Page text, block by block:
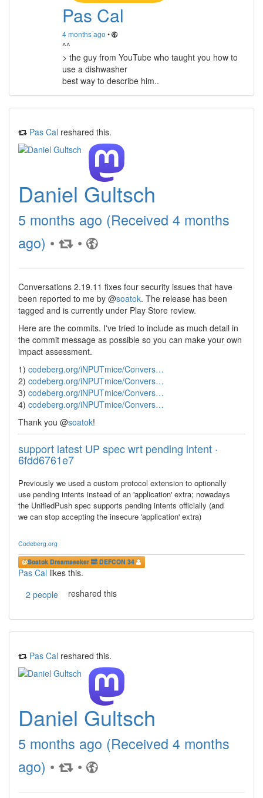
Pas Cal
4 months ago •
^^
> the guy from YouTube who taught you how to
use a dishwasher
best way to describe him..
Pas Cal reshared this.
Daniel Gultsch
5 months ago (Received 4 months
ago) • •
Conversations 2.19.11 fixes four security issues that have
been reported to me by @soatok. The release has been
tagged and is currently under Play Store review.
Here are the commits. I've tried to include as much detail in
the commit message as possible so you can make your own
impact assessment.
1) codeberg.org/iNPUTmice/Convers…
2) codeberg.org/iNPUTmice/Convers…
3) codeberg.org/iNPUTmice/Convers…
4) codeberg.org/iNPUTmice/Convers…
Thank you @soatok!
support latest UP spec wrt pending intent ·
6fdd6761e7
Previously we used a custom protocol extension to optionally
use pending intents instead of an 'application' extra; nowadays
the UnifiedPush spec supports pending intents officially (and
we can stop accepting the insecure 'application' extra)
Codeberg.org
@Soatok Dreamseeker 🔜 DEFCON 34
Pas Cal likes this.
2 people
reshared this
Pas Cal reshared this.
Daniel Gultsch
5 months ago (Received 4 months
ago) • •